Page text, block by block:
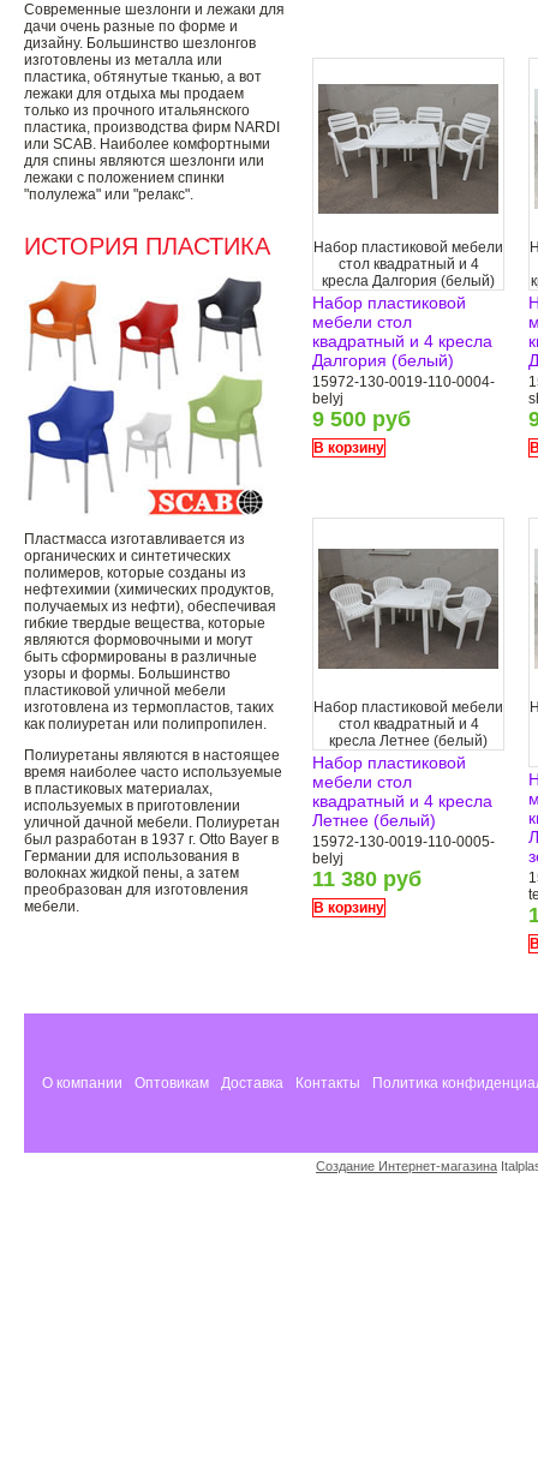
Современные шезлонги и лежаки для
дачи очень разные по форме и
дизайну. Большинство шезлонгов
изготовлены из металла или
пластика, обтянутые тканью, а вот
лежаки для отдыха мы продаем
только из прочного итальянского
пластика, производства фирм NARDI
или SCAB. Наиболее комфортными
для спины являются шезлонги или
лежаки с положением спинки
"полулежа" или "релакс".
ИСТОРИЯ ПЛАСТИКА
Пластмасса изготавливается из
органических и синтетических
полимеров, которые созданы из
нефтехимии (химических продуктов,
получаемых из нефти), обеспечивая
гибкие твердые вещества, которые
являются формовочными и могут
быть сформированы в различные
узоры и формы. Большинство
пластиковой уличной мебели
изготовлена ​​из термопластов, таких
как полиуретан или полипропилен.
Полиуретаны являются в настоящее
время наиболее часто используемые
в пластиковых материалах,
используемых в приготовлении
уличной дачной мебели. Полиуретан
был разработан в 1937 г. Otto Bayer в
Германии для использования в
волокнах жидкой пены, а затем
преобразован для изготовления
мебели.
Набор пластиковой мебели
стол квадратный и 4
кресла Далгория (белый)
Набор пластиковой
мебели стол
квадратный и 4 кресла
Далгория (белый)
15972-130-0019-110-0004-
belyj
9 500 руб
В корзину
Набор пластиковой мебели
стол квадратный и 4
кресла Летнее (белый)
Набор пластиковой
мебели стол
квадратный и 4 кресла
Летнее (белый)
15972-130-0019-110-0005-
belyj
11 380 руб
В корзину
О компании Оптовикам Доставка Контакты Политика
Создание Интернет-магазина